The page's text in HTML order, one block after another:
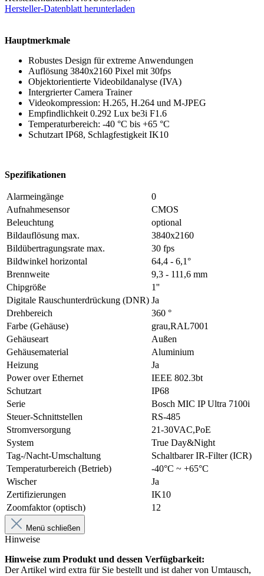
Hersteller-Datenblatt herunterladen
Hauptmerkmale
Robustes Design für extreme Anwendungen
Auflösung 3840x2160 Pixel mit 30fps
Objektorientierte Videobildanalyse (IVA)
Intergrierter Camera Trainer
Videokompression: H.265, H.264 und M-JPEG
Empfindlichkeit 0.292 Lux be3i F1.6
Temperaturbereich: -40 °C bis +65 °C
Schutzart IP68, Schlagfestigkeit IK10
Spezifikationen
Alarmeingänge
0
Aufnahmesensor
CMOS
Beleuchtung
optional
Bildauflösung max.
3840x2160
Bildübertragungsrate max.
30 fps
Bildwinkel horizontal
64,4 - 6,1°
Brennweite
9,3 - 111,6 mm
Chipgröße
1''
Digitale Rauschunterdrückung (DNR) Ja
Drehbereich
360 °
Farbe (Gehäuse)
grau,RAL7001
Gehäuseart
Außen
Gehäusematerial
Aluminium
Heizung
Ja
Power over Ethernet
IEEE 802.3bt
Schutzart
IP68
Serie
Bosch MIC IP Ultra 7100i
Steuer-Schnittstellen
RS-485
Stromversorgung
21-30VAC,PoE
System
True Day&Night
Tag-/Nacht-Umschaltung
Schaltbarer IR-Filter (ICR)
Temperaturbereich (Betrieb)
-40°C ~ +65°C
Wischer
Ja
Zertifizierungen
IK10
Zoomfaktor (optisch)
12
Menü schließen
Hinweise
Hinweise zum Produkt und dessen Verfügbarkeit:
Der Artikel wird extra für Sie bestellt und ist daher von Umtausch,